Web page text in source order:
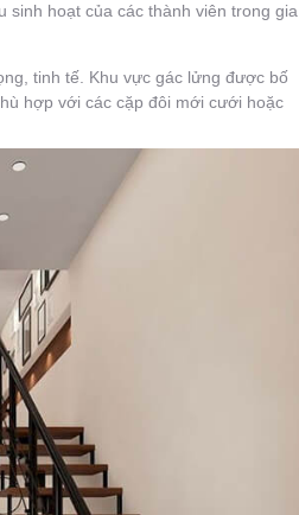
hoạt của các thành viên trong gia
tinh tế. Khu vực gác lửng được bố
hợp với các cặp đôi mới cưới hoặc